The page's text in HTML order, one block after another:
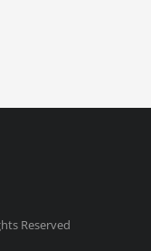
Reserved